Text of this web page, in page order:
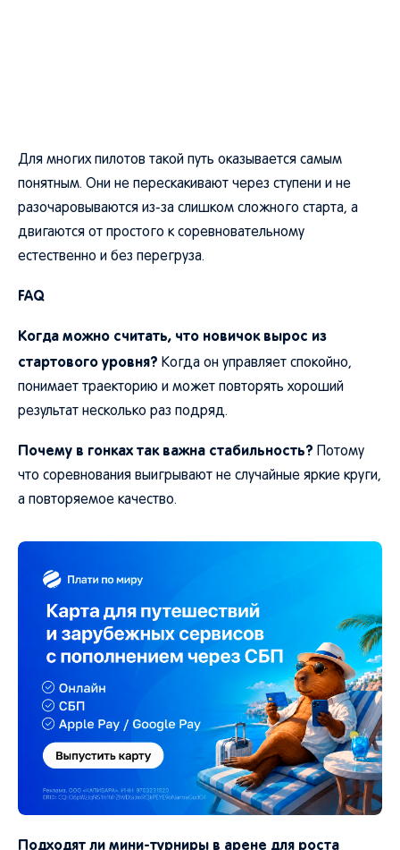
Для многих пилотов такой путь оказывается самым
понятным. Они не перескакивают через ступени и не
разочаровываются из-за слишком сложного старта, а
двигаются от простого к соревновательному
естественно и без перегруза.
FAQ
Когда можно считать, что новичок вырос из
стартового уровня? Когда он управляет спокойно,
понимает траекторию и может повторять хороший
результат несколько раз подряд.
Почему в гонках так важна стабильность? Потому
что соревнования выигрывают не случайные яркие круги,
а повторяемое качество.
Подходят ли мини-турниры в арене для роста